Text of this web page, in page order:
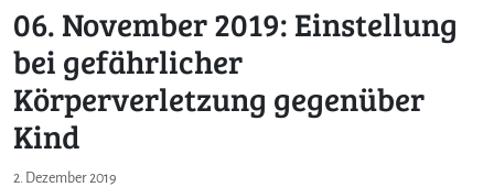
06. November 2019: Einstellung
bei gefährlicher
Körperverletzung gegenüber
Kind
2. Dezember 2019